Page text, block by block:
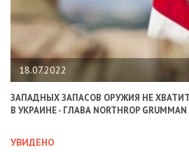
18.07.2022
ЗАПАДНЫХ ЗАПАСОВ ОРУЖИЯ НЕ
В УКРАИНЕ - ГЛАВА NORTHROP GRUMMAN
УВИДЕНО